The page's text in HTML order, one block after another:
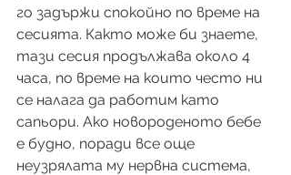
го задържи спокойно по време на
сесията. Както може би знаете,
тази сесия продължава около 4
часа, по време на които често ни
се налага да работим като
сапьори. Ако новороденото бебе
е будно, поради все още
неузрялата му нервна система,